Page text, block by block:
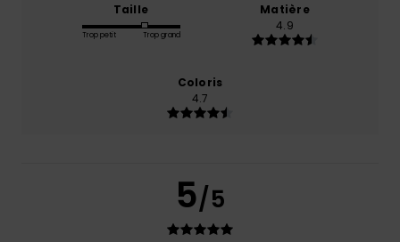
Taille
Trop petit Trop grand
Matière
4.9
Coloris
4.7
5/5